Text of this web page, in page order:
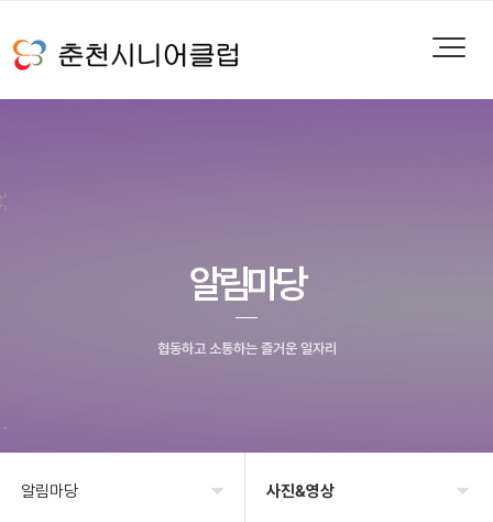
알림마당
협동하고 소통하는 즐거운 일자리
알림마당 사진&영상